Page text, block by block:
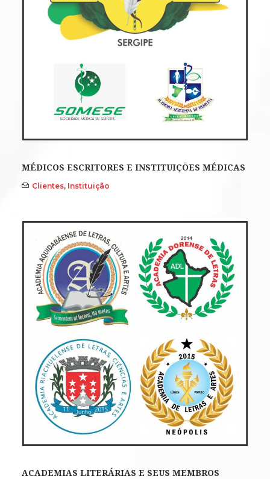
MÉDICOS ESCRITORES E INSTITUIÇÕES MÉDICAS
Clientes, Instituição
ACADEMIAS LITERÁRIAS E SEUS MEMBROS